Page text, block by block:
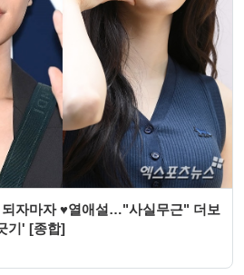
자마자 ♥열애설…"사실무근" 더보
기' [종합]